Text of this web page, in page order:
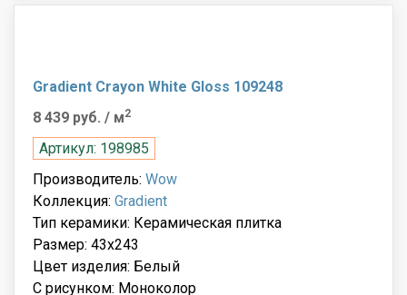
Gradient Crayon White Gloss 109248
8 439 руб. / м2
Артикул: 198985
Производитель: Wow
Коллекция: Gradient
Тип керамики: Керамическая плитка
Размер: 43x243
Цвет изделия: Белый
С рисунком: Моноколор